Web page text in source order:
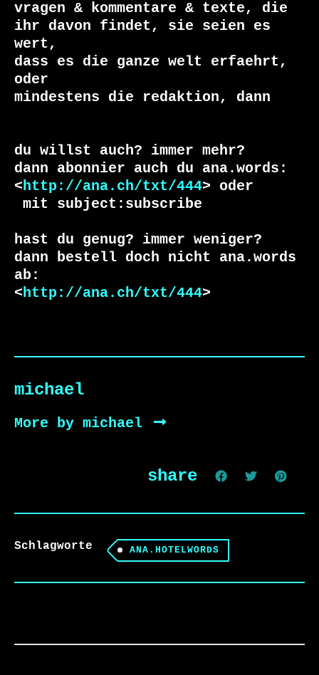
vragen & kommentare & texte, die
ihr davon findet, sie seien es
wert,
dass es die ganze welt erfaehrt,
oder
du willst auch? immer mehr?
dann abonnier auch du ana.words:
<http://ana.ch/txt/444
hast du genug? immer weniger?
dann bestell doch nicht ana.words
ab:
<http://ana.ch/txt/444>
michael
More by michael
share
Schlagworte ANA.HOTELWORDS